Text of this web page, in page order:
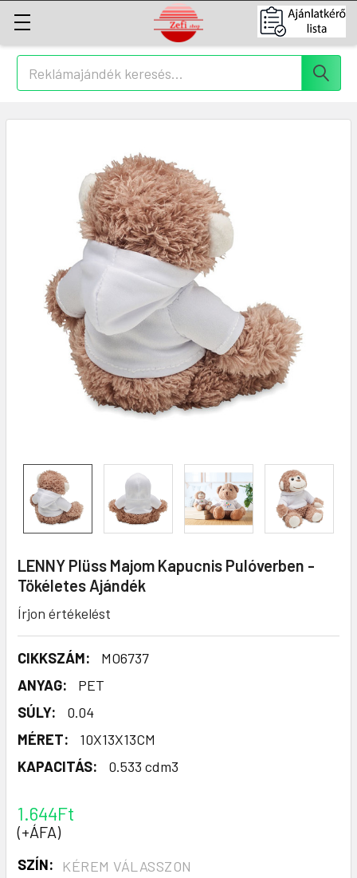
Keresés
LENNY Plüss Majom Kapucnis Pulóverben -
Tökéletes Ajándék
Írjon értékelést
CIKKSZÁM:
MO6737
ANYAG:
PET
SÚLY:
0.04
MÉRET:
10X13X13CM
KAPACITÁS:
0.533 cdm3
1.644Ft
(+ÁFA)
SZÍN: KÉREM VÁLASSZON